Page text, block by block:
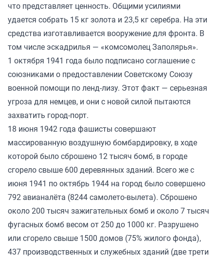
что представляет ценность. Общими усилиями
удается собрать 15 кг золота и 23,5 кг серебра. На эти
средства изготавливается вооружение для фронта. В
том числе эскадрилья — «комсомолец Заполярья».
1 октября 1941 года было подписано соглашение с
союзниками о предоставлении Советскому Союзу
военной помощи по ленд-лизу. Этот факт — серьезная
угроза для немцев, и они с новой силой пытаются
захватить город-порт.
18 июня 1942 года фашисты совершают
массированную воздушную бомбардировку, в ходе
которой было сброшено 12 тысяч бомб, в городе
сгорело свыше 600 деревянных зданий. Всего же с
июня 1941 по октябрь 1944 на город было совершено
792 авианалёта (8244 самолето-вылета). Сброшено
около 200 тысяч зажигательных бомб и около 7 тысяч
фугасных бомб весом от 250 до 1000 кг. Разрушено
или сгорело свыше 1500 домов (75% жилого фонда),
437 производственных и служебных зданий (две трети